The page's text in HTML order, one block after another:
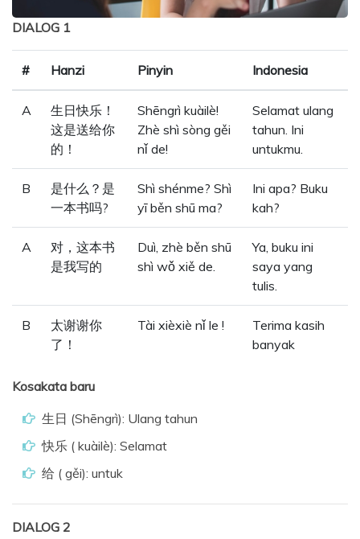
DIALOG 1
# Hanzi Pinyin Indonesia
A
生日快乐！
这是送给你
的！
Shēngrì kuàilè!
Zhè shì sòng gěi
nǐ de!
Selamat ulang
tahun. Ini
untukmu.
B
是什么？是
一本书吗?
Shì shénme? Shì
yī běn shū ma?
Ini apa? Buku
kah?
A
对，这本书
是我写的
Duì, zhè běn shū
shì wǒ xiě de.
Ya, buku ini
saya yang
tulis.
B
太谢谢你
了！
Tài xièxiè nǐ le !
Terima kasih
banyak
Kosakata baru
生日 (Shēngrì): Ulang tahun
快乐 ( kuàilè): Selamat
给 ( gěi): untuk
DIALOG 2